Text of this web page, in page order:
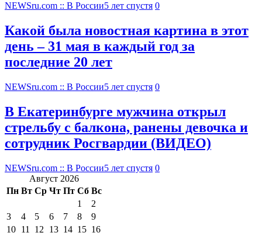
NEWSru.com :: В России5 лет спустя 0
Какой была новостная картина в этот
день – 31 мая в каждый год за
последние 20 лет
NEWSru.com :: В России5 лет спустя 0
В Екатеринбурге мужчина открыл
стрельбу с балкона, ранены девочка и
сотрудник Росгвардии (ВИДЕО)
NEWSru.com :: В России5 лет спустя 0
Август 2026
Пн Вт Ср Чт Пт Сб Вс
1
2
3
4 5 6 7 8
9
10 11 12 13 14 15 16